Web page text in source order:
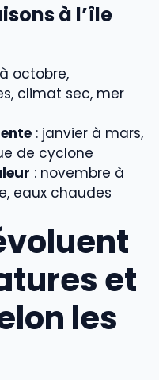
à l’île
octobre,
climat sec, mer
: janvier à mars,
de cyclone
: novembre à
eaux chaudes
et
les